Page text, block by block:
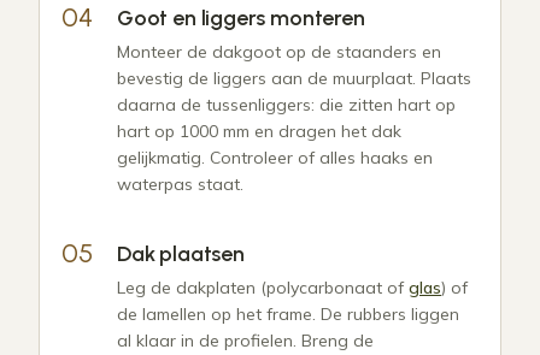
Goot en liggers monteren
Monteer de dakgoot op de staanders en
bevestig de liggers aan de muurplaat. Plaats
daarna de tussenliggers: die zitten hart op
hart op 1000 mm en dragen het dak
gelijkmatig. Controleer of alles haaks en
waterpas staat.
Dak plaatsen
Leg de dakplaten (polycarbonaat ofglas) of
de lamellen op het frame. De rubbers liggen
al klaar in de profielen. Breng de